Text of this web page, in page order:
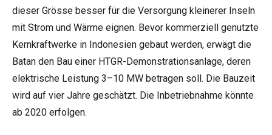
dieser Grösse besser für die Versorgung kleinerer Inseln
mit Strom und Wärme eignen. Bevor kommerziell genutzte
Kernkraftwerke in Indonesien gebaut werden, erwägt die
Batan den Bau einer HTGR-Demonstrationsanlage, deren
elektrische Leistung 3–10 MW betragen soll. Die Bauzeit
wird auf vier Jahre geschätzt. Die Inbetriebnahme könnte
ab 2020 erfolgen.